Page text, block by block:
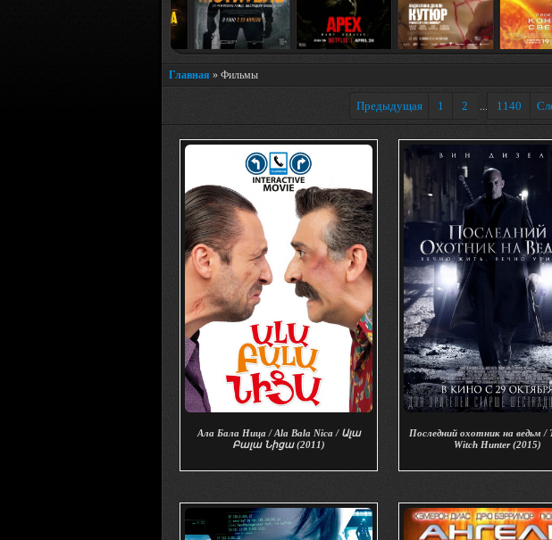
Главная » Фильмы
Предыдущая 1 2 ... 1140
Ала Бала Ница / Ala Bala Nica / Ալա
Բալա Նիցա (2011)
Последний охотник на ведьм /
Witch Hunter (2015)